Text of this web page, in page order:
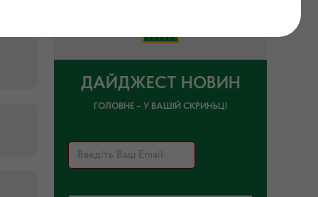
ДАЙДЖЕСТ НОВИН
ГОЛОВНЕ – У ВАШІЙ СКРИНЬЦІ